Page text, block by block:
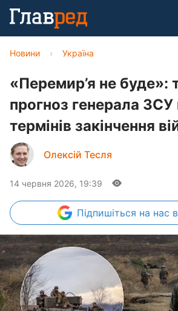
Новини › Україна
«Перемир’я не буде»:
прогноз генерала
термінів закінчення
Олексій Тесля
14 червня 2026, 19:39
Підпишіться на нас